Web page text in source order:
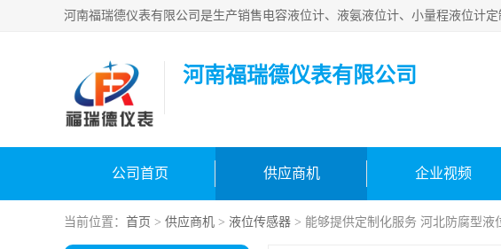
河南福瑞德仪表有限公司
公司首页 供应商机 企业视频
当前位置： 首页 > 供应商机 > 液位传感器 > 能够提供定制化服务 河北防腐型液